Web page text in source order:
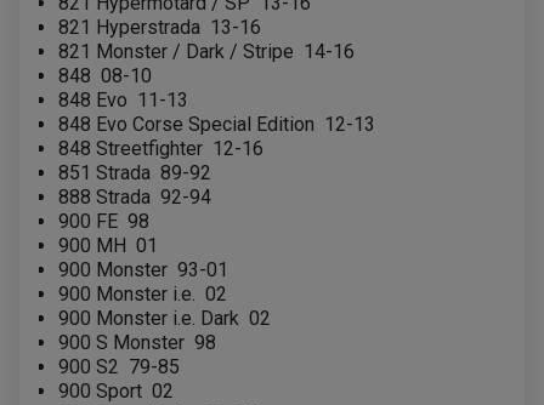
EQUIPEMENT ELECTRIQUE QUAD / SSV
ACCESSOIRES ELECTRIQUE QUAD / SSV
BOITIER CDI QUAD ET SSV
COMPTEUR QUAD / SSV
CONTACTEUR A CLÉ QUAD
DÉMARREUR
STATOR ET REDRESSEUR / REGULATEUR
VENTILATEUR DE RADIATEUR
821 Hyperstrada 13-16
821 Monster / Dark / Stripe 14-16
848 08-10
848 Evo 11-13
848 Evo Corse Special Edition 12-13
848 Streetfighter 12-16
851 Strada 89-92
888 Strada 92-94
900 FE 98
900 MH 01
900 Monster 93-01
900 Monster i.e. 02
900 Monster i.e. Dark 02
900 S Monster 98
900 S2 79-85
900 Sport 02